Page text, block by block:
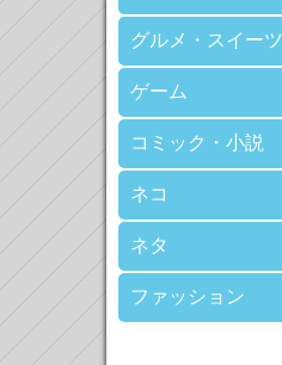
グルメ・スイーツ
ゲーム
コミック・小説
ネコ
ネタ
ファッション